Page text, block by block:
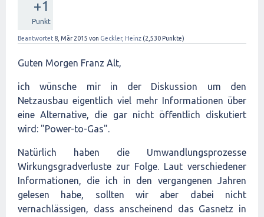
+1
Punkt
Beantwortet 8, Mär 2015 von Geckler, Heinz (2,530 Punkte)
Guten Morgen Franz Alt,
ich wünsche mir in der Diskussion um den
Netzausbau eigentlich viel mehr Informationen über
eine Alternative, die gar nicht öffentlich diskutiert
wird: "Power-to-Gas".
Natürlich haben die Umwandlungsprozesse
Wirkungsgradverluste zur Folge. Laut verschiedener
Informationen, die ich in den vergangenen Jahren
gelesen habe, sollten wir aber dabei nicht
vernachlässigen, dass anscheinend das Gasnetz in